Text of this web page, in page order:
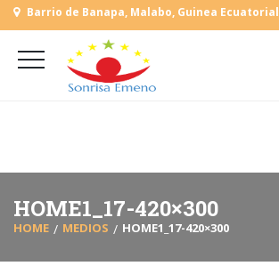
Barrio de Banapa, Malabo, Guinea Ecuatorial
(+240) 555 818930
L-V: 9:00-15:00 Sab, Dom: Cerrado
HOME1_17-420×300
HOME MEDIOS HOME1_17-420×300